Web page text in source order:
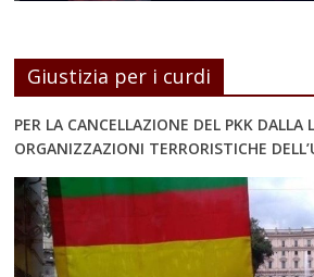
Giustizia per i curdi
PER LA CANCELLAZIONE DEL PKK DALLA
ORGANIZZAZIONI TERRORISTICHE